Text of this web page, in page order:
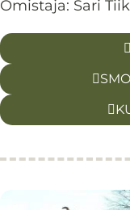
Omistaja: Sari